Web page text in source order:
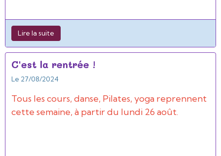
Lire la suite
C'est la rentrée !
Le 27/08/2024
Tous les cours, danse, Pilates, yoga reprennent
cette semaine, à partir du lundi 26 août.